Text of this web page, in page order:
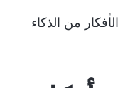
من الذكاء